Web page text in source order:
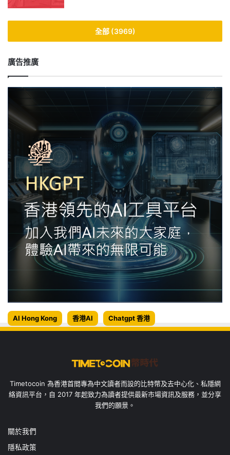
全部 (3969)
廣告推廣
AI Hong Kong 香港AI Chatgpt 香港
Timetocoin 為香港首間專為中文讀者而設的比特幣及去中心化、私隱網
絡資訊平台，自 2017 年起致力為讀者提供最新市場資訊及服務，並分享
我們的願景。
關於我們
隱私政策